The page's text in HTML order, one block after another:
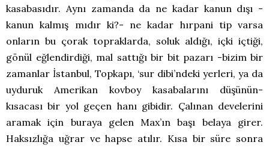
kasabasıdır. Aynı zamanda da ne kadar kanun dışı -
kanun kalmış mıdır ki?- ne kadar hırpani tip varsa
onların bu çorak topraklarda, soluk aldığı, içki içtiği,
gönül eğlendirdiği, mal sattığı bir bit pazarı -bizim bir
zamanlar İstanbul, Topkapı, ‘sur dibi’ndeki yerleri, ya da
uyduruk Amerikan kovboy kasabalarını düşünün-
kısacası bir yol geçen hanı gibidir. Çalınan develerini
aramak için buraya gelen Max’ın başı belaya girer.
Haksızlığa uğrar ve hapse atılır. Kısa bir süre sonra